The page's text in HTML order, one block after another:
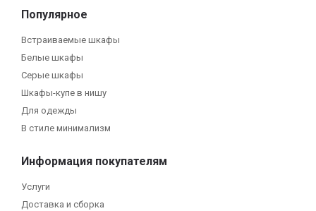
Популярное
Встраиваемые шкафы
Белые шкафы
Серые шкафы
Шкафы-купе в нишу
Для одежды
В стиле минимализм
Информация покупателям
Услуги
Доставка и сборка